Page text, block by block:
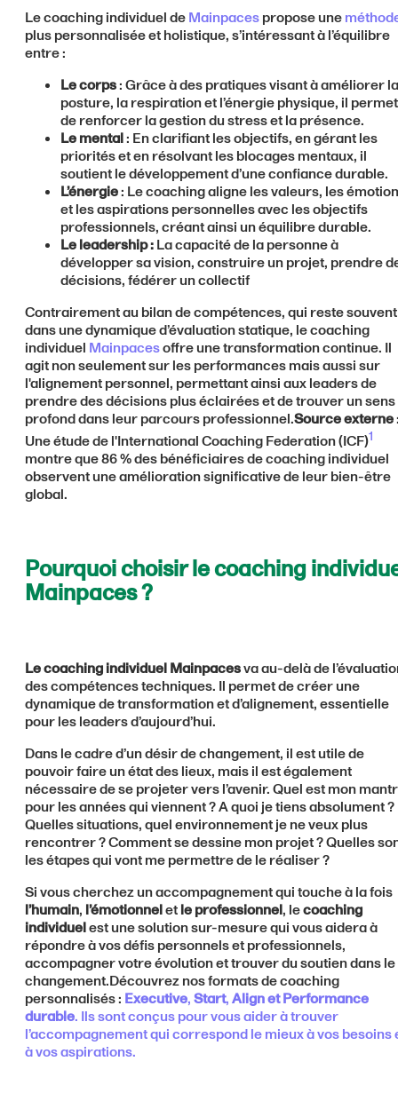
Le coaching individuel deMainpacespropose une
plus personnalisée et holistique, s’intéressant à l’équilibre
entre :
Le corps: Grâce à des pratiques visant à améliorer la
posture, la respiration et l’énergie physique, il permet
de renforcer la gestion du stress et la présence.
Le mental: En clarifiant les objectifs, en gérant les
priorités et en résolvant les blocages mentaux, il
soutient le développement d’une confiance durable.
L’énergie: Le coaching aligne les valeurs, les
et les aspirations personnelles avec les objectifs
professionnels, créant ainsi un équilibre durable.
Le leadership :La capacité de la personne à
développer sa vision, construire un projet, prendre
décisions, fédérer un collectif
Contrairement au bilan de compétences, qui reste souvent
dans une dynamique d’évaluation statique, le coaching
individuel Mainpacesoffre une transformation continue. Il
agit non seulement sur les performances mais aussi sur
l'alignement personnel, permettant ainsi aux leaders de
prendre des décisions plus éclairées et de trouver un sens
profond dans leur parcours professionnel.Source externe
Une étude de l'International Coaching Federation (ICF)1
montre que 86 % des bénéficiaires de coaching individuel
observent une amélioration significative de leur bien-être
global.
Pourquoi choisir le coaching
Mainpaces ?
Le coaching individuel Mainpacesva au-delà de
des compétences techniques. Il permet de créer une
dynamique de transformation et d’alignement, essentielle
pour les leaders d’aujourd’hui.
Dans le cadre d’un désir de changement, il est utile de
pouvoir faire un état des lieux, mais il est également
nécessaire de se projeter vers l’avenir. Quel est mon
pour les années qui viennent ? A quoi je tiens absolument ?
Quelles situations, quel environnement je ne veux plus
rencontrer ? Comment se dessine mon projet ? Quelles
les étapes qui vont me permettre de le réaliser ?
Si vous cherchez un accompagnement qui touche à la fois
l’humain, l’émotionneletle professionnel, lecoaching
individuelest une solution sur-mesure qui vous aidera à
répondre à vos défis personnels et professionnels,
accompagner votre évolution et trouver du soutien dans le
changement.Découvrez nos formats de coaching
personnalisés : Executive,Start,Align et Performance
durable. Ils sont conçus pour vous aider à trouver
l’accompagnement qui correspond le mieux à vos besoins
à vos aspirations.